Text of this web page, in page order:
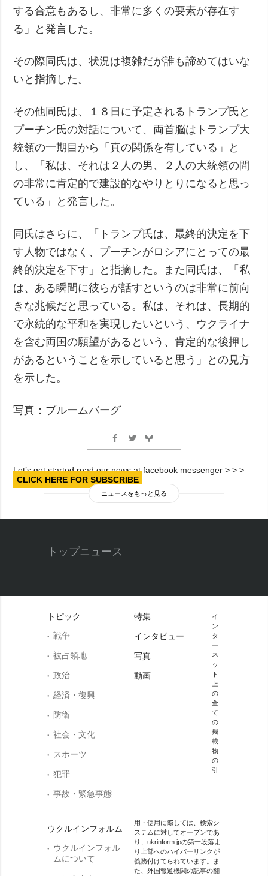
する合意もあるし、非常に多くの要素が存在す
る」と発言した。
その際同氏は、状況は複雑だが誰も諦めてはいな
いと指摘した。
その他同氏は、１８日に予定されるトランプ氏と
プーチン氏の対話について、両首脳はトランプ大
統領の一期目から「真の関係を有している」と
し、「私は、それは２人の男、２人の大統領の間
の非常に肯定的で建設的なやりとりになると思っ
ている」と発言した。
同氏はさらに、「トランプ氏は、最終的決定を下
す人物ではなく、プーチンがロシアにとっての最
終的決定を下す」と指摘した。また同氏は、「私
は、ある瞬間に彼らが話すというのは非常に前向
きな兆候だと思っている。私は、それは、長期的
で永続的な平和を実現したいという、ウクライナ
を含む両国の願望があるという、肯定的な後押し
があるということを示していると思う」との見方
を示した。
写真：ブルームバーグ
Let’s get started read our news at facebook messenger > > >
CLICK HERE FOR SUBSCRIBE
ニュースをもっと見る
トップニュース
トピック
戦争
被占領地
政治
経済・復興
防衛
社会・文化
スポーツ
犯罪
事故・緊急事態
ウクルインフォルム
ウクルインフォル
ムについて
特集
インタビュー
写真
動画
イ
ン
タ
ー
ネ
ッ
ト
上
の
全
て
の
掲
載
物
の
引
用・使用に際しては、検索シ
ステムに対してオープンであ
り、ukrinform.jpの第一段落よ
り上部へのハイパーリンクが
義務付けてられています。ま
た、外国報道機関の記事の翻